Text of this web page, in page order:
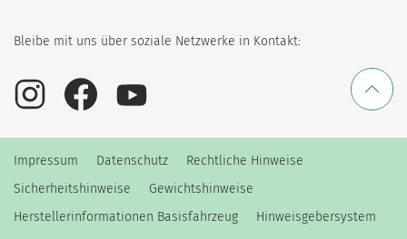
Bleibe mit uns über soziale Netzwerke in Kontakt:
Impressum Datenschutz
Rechtliche Hinweise
Sicherheitshinweise
Gewichtshinweise
Herstellerinformationen Basisfahrzeug
Hinweisgebersystem